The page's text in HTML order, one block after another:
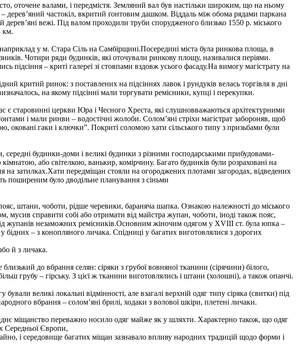
оточене валами, і передмістя. Земляний вал був настільки широким, що на ньому
частокіл, вкритий ґонтовим дашком. Віддаль між обома рядами паркана
дерев’яні вежі. Під валом проходили труби спорудженого близько 1550 р. міського
км.
у м. Стара Сіль на Самбірщині.Посередині міста була ринкова площа, в
Чотири ряди будинків, які оточували ринкову площу, називалися періями.
підсіння – криті галереї зі стовпами вздовж усього фасаду.На вимогу магістрату на
критий ринок: з поставлених на підсіннях лавок і рундуків велась торгівля в дні
на якому підсінні мали торгувати ремісники, купці і перекупки.
є старовинні церкви Юра і Чесного Хреста, які слушновважаються архітектурними
і мали ринви – водостічні жолоби. Солом’яні стріхи магістрат забороняв, щоб
гаки і ключки”. Покриті соломою хати сільського типу з призьбами були
середні будинки-доми і великі будинки з різними господарськими прибудовами-
або світелкою, ванькир, комірчину. Багато будинків були розраховані на
затилках.Хати передміщан стояли на огороджених плотами загородах, відведених
поширеним було дводільне планування з сіньми
штани, чоботи, рідше черевики, бараняча шапка. Ознакою належності до міського
мусив справити собі або отримати від майстра жупан, чоботи, іноді також пояс,
жупанів незаможних ремісників.Основним жіночим одягом у XVIII ст. була юпка –
– з конопляного личака. Спідниці у багатих виготовлялися з дорогих
й з личака.
до вбрання селян: сіряки з грубої вовняної тканини (сірячини) білого,
грубу – гірську. З цієї ж тканини виготовлялись і штани (холошні), а також опанчі.
великі локальні відмінності, але взагалі верхній одяг типу сіряка (свитки) під
вбрання – солом’яні брилі, ходаки з волової шкіри, плетені личаки.
міщанство переважно носило одяг майже як у шляхти. Характерно також, що одяг
Середньої Європи,
і середовище багатих міщан зазнавало впливу народних традицій щодо форми і